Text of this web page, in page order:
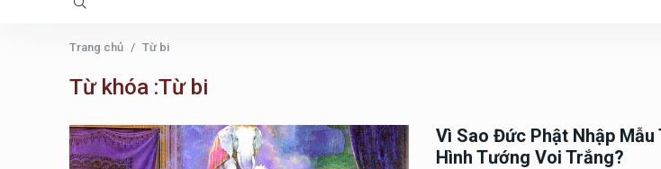
Trang chủ Từ bi
Từ khóa :Từ bi
Vì Sao Đức Phật Nhập Mẫu
Hình Tướng Voi Trắng?